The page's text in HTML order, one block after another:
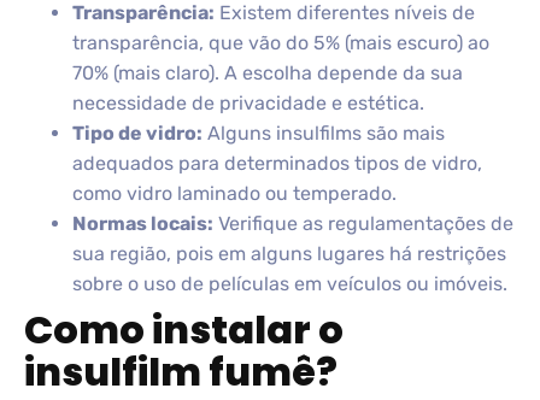
Transparência: Existem diferentes níveis de
transparência, que vão do 5% (mais escuro) ao
70% (mais claro). A escolha depende da sua
necessidade de privacidade e estética.
Tipo de vidro: Alguns insulfilms são mais
adequados para determinados tipos de vidro,
como vidro laminado ou temperado.
Normas locais: Verifique as regulamentações de
sua região, pois em alguns lugares há restrições
sobre o uso de películas em veículos ou imóveis.
Como instalar o
insulfilm fumê?